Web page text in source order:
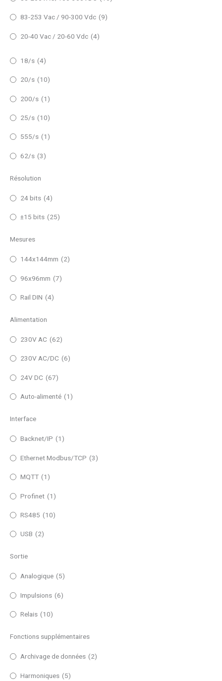
83-253 Vac / 90-300 Vdc (9)
20-40 Vac / 20-60 Vdc (4)
18/s (4)
20/s (10)
200/s (1)
25/s (10)
555/s (1)
62/s (3)
Résolution
24 bits (4)
±15 bits (25)
Mesures
144x144mm (2)
96x96mm (7)
Rail DIN (4)
Alimentation
230V AC (62)
230V AC/DC (6)
24V DC (67)
Auto-alimenté (1)
Interface
Backnet/IP (1)
Ethernet Modbus/TCP (3)
MQTT (1)
Profinet (1)
RS485 (10)
USB (2)
Sortie
Analogique (5)
Impulsions (6)
Relais (10)
Fonctions supplémentaires
Archivage de données (2)
Harmoniques (5)